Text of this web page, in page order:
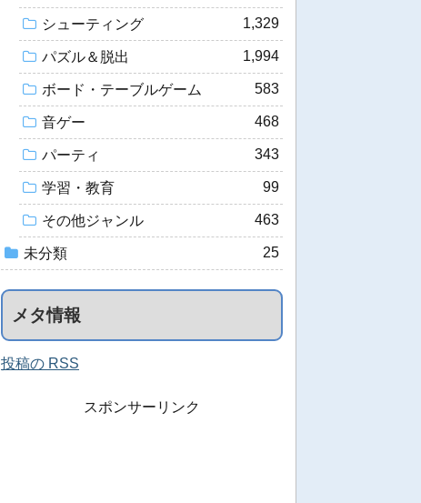
シューティング 1,329
パズル＆脱出 1,994
ボード・テーブルゲーム 583
音ゲー 468
パーティ 343
学習・教育 99
その他ジャンル 463
未分類 25
メタ情報
投稿の RSS
スポンサーリンク